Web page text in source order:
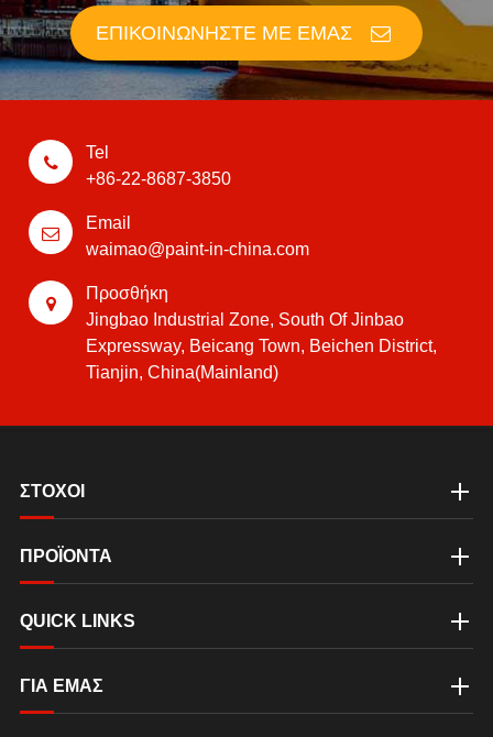
ΕΠΙΚΟΙΝΩΝΉΣΤΕ ΜΕ ΕΜΆΣ
Tel
+86-22-8687-3850
Email
waimao@paint-in-china.com
Προσθήκη
Jingbao Industrial Zone, South Of Jinbao
Expressway, Beicang Town, Beichen District,
Tianjin, China(Mainland)
ΣΤΟΧΟΙ
ΠΡΟΪΟΝΤΑ
QUICK LINKS
ΓΙΑ ΕΜΆΣ